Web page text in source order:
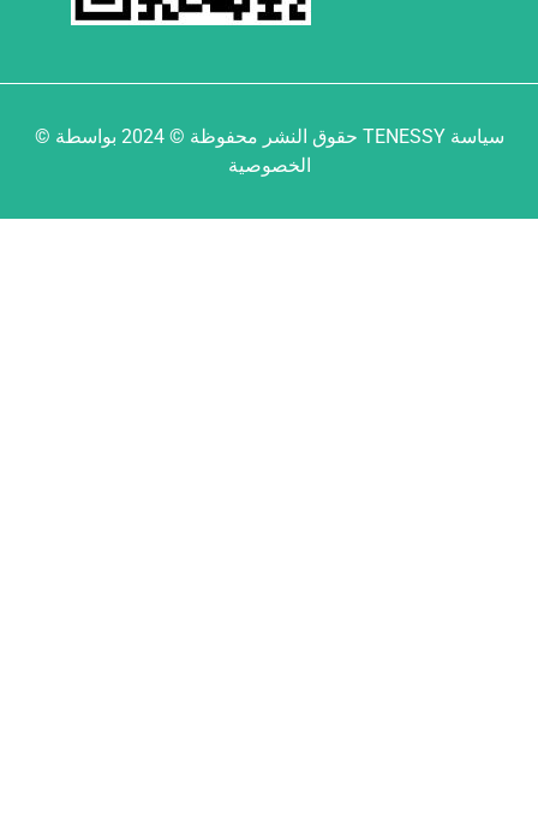
© حقوق النشر محفوظة © 2024 بواسطة TENESSY سياسة
الخصوصية